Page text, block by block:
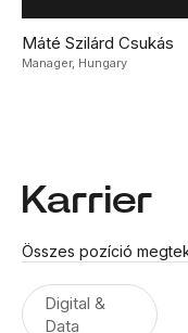
Máté Szilárd Csukás
Manager, Hungary
Karrier
Összes pozíció
Digital &
Data